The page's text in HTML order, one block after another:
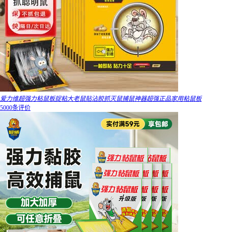
爱力维超强力粘鼠板捉粘大老鼠贴沾胶抓灭鼠捕鼠神器超强正品家用粘鼠板
5000条评价